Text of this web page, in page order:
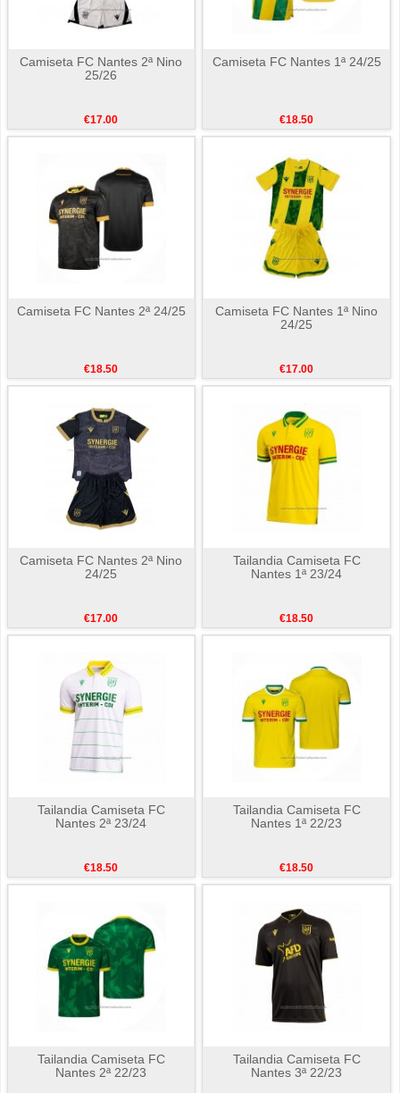
Camiseta FC Nantes 2ª Nino
25/26
€17.00
Camiseta FC Nantes 1ª 24/25
€18.50
Camiseta FC Nantes 2ª 24/25
€18.50
Camiseta FC Nantes 1ª Nino
24/25
€17.00
Camiseta FC Nantes 2ª Nino
24/25
€17.00
Tailandia Camiseta FC
Nantes 1ª 23/24
€18.50
Tailandia Camiseta FC
Nantes 2ª 23/24
€18.50
Tailandia Camiseta FC
Nantes 1ª 22/23
€18.50
Tailandia Camiseta FC
Nantes 2ª 22/23
Tailandia Camiseta FC
Nantes 3ª 22/23